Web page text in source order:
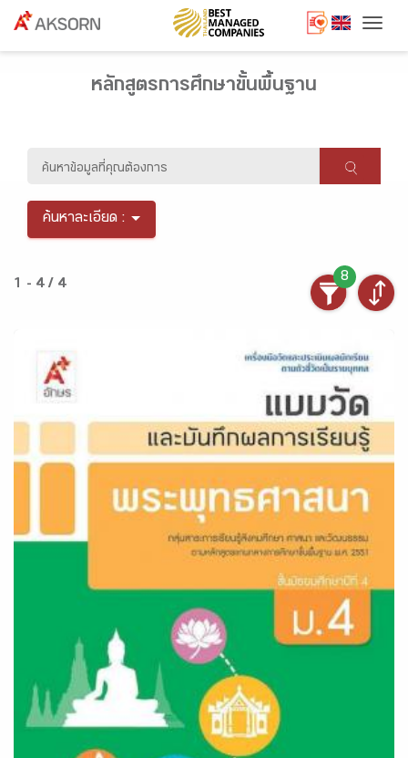
หลักสูตรการศึกษาขั้นพื้นฐาน
ค้นหาละเอียด :
1 - 4 / 4
8